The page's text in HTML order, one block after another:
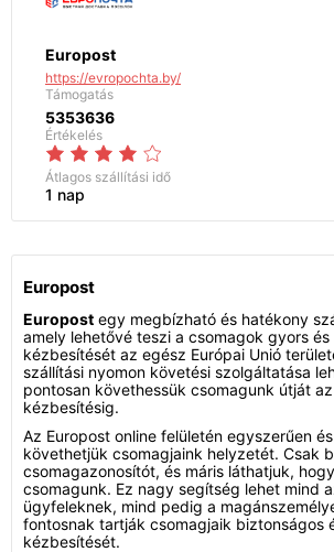
Europost
https://evropochta.by/
Támogatás
5353636
Értékelés
Átlagos szállítási idő
1 nap
Europost
Europost egy megbízható és hatékony
amely lehetővé teszi a csomagok gyors
kézbesítését az egész Európai Unió
szállítási nyomon követési szolgáltatása
pontosan követhessük csomagunk útját
kézbesítésig.
Az Europost online felületén egyszerűen
követhetjük csomagjaink helyzetét. Csak
csomagazonosítót, és máris láthatjuk,
csomagunk. Ez nagy segítség lehet mind
ügyfeleknek, mind pedig a
fontosnak tartják csomagjaik biztonságos
kézbesítését.